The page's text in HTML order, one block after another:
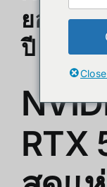
ยอดปร
ปี 2025
RTX